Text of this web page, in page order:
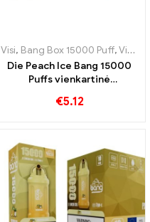
Visi, Bang Box 15000 Puff,Vienkartinės elektroninės cigaretės Švedija
Die Peach Ice Bang 15000
Puffs vienkartinė
sujungia persikų saldumą su
€5.12